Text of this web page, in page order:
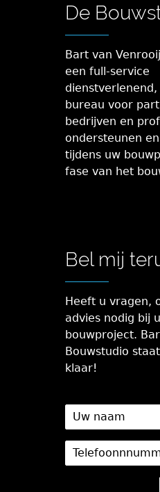
De
Bart van
een full-service
bureau voor
bedrijven en
ondersteunen
tijdens uw
fase van het
Bel mij
Heeft u vragen,
advies nodig bij
bouwproject.
Bouwstudio
klaar!